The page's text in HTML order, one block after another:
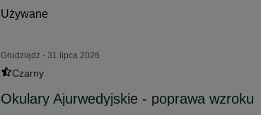
Używane
Grudziądz - 31 lipca 2026
Czarny
Okulary Ajurwedyjskie - poprawa wzroku